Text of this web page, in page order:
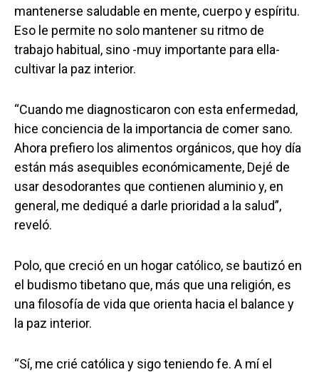
mantenerse saludable en mente, cuerpo y espíritu.
Eso le permite no solo mantener su ritmo de
trabajo habitual, sino -muy importante para ella-
cultivar la paz interior.
“Cuando me diagnosticaron con esta enfermedad,
hice conciencia de la importancia de comer sano.
Ahora prefiero los alimentos orgánicos, que hoy día
están más asequibles económicamente, Dejé de
usar desodorantes que contienen aluminio y, en
general, me dediqué a darle prioridad a la salud”,
reveló.
Polo, que creció en un hogar católico, se bautizó en
el budismo tibetano que, más que una religión, es
una filosofía de vida que orienta hacia el balance y
la paz interior.
“Sí, me crié católica y sigo teniendo fe. A mí el